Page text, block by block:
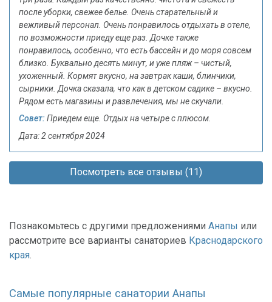
после уборки, свежее белье. Очень старательный и
вежливый персонал. Очень понравилось отдыхать в отеле,
по возможности приеду еще раз. Дочке также
понравилось, особенно, что есть бассейн и до моря совсем
близко. Буквально десять минут, и уже пляж – чистый,
ухоженный. Кормят вкусно, на завтрак каши, блинчики,
сырники. Дочка сказала, что как в детском садике – вкусно.
Рядом есть магазины и развлечения, мы не скучали.
Совет: Приедем еще. Отдых на четыре с плюсом.
Дата: 2 сентября 2024
Посмотреть все отзывы (11)
Познакомьтесь с другими предложениями Анапы или
рассмотрите все варианты санаториев Краснодарского
края.
Самые популярные санатории Анапы